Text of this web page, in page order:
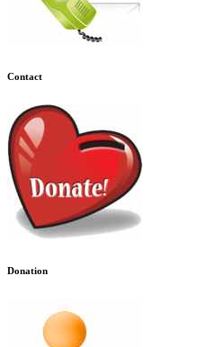
Contact
Donation